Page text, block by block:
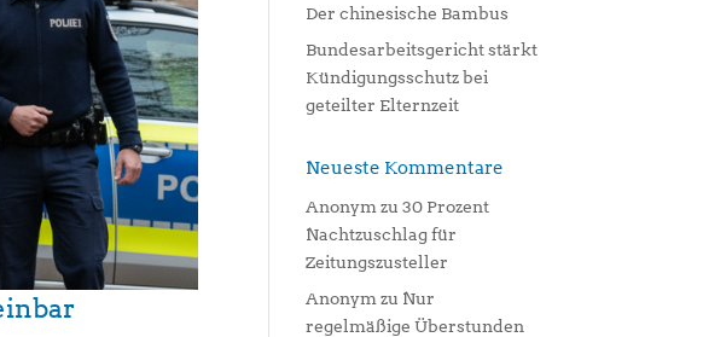
Der chinesische Bambus
Bundesarbeitsgericht stärkt
Kündigungsschutz bei
geteilter Elternzeit
Neueste Kommentare
Anonym zu30 Prozent
Nachtzuschlag für
Zeitungszusteller
Anonym zu Nur
regelmäßige Überstunden